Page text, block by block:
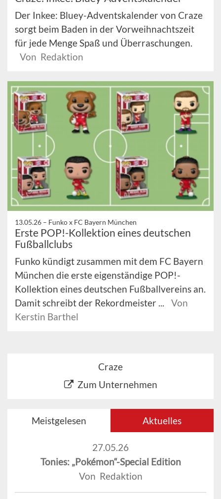
Der Inkee: Bluey-Adventskalender von Craze
sorgt beim Baden in der Vorweihnachtszeit
für jede Menge Spaß und Überraschungen.
Von Redaktion
13.05.26 – Funko x FC Bayern München
Erste POP!-Kollektion eines deutschen
Fußballclubs
Funko kündigt zusammen mit dem FC Bayern
München die erste eigenständige POP!-
Kollektion eines deutschen Fußballvereins an.
Damit schreibt der Rekordmeister ...
Von
Kerstin Barthel
Craze
Zum Unternehmen
Meistgelesen Aktuelles
27.05.26
Tonies: „Pokémon“-Special Edition
Von Redaktion